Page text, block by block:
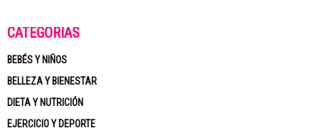
CATEGORÍAS
BEBÉS Y NIÑOS
BELLEZA Y BIENESTAR
DIETA Y NUTRICIÓN
EJERCICIO Y DEPORTE